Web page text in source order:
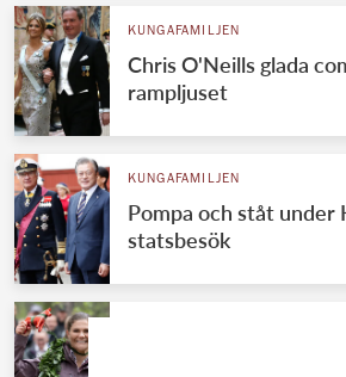
KUNGAFAMILJEN
Chris O'Neills glada
rampljuset
KUNGAFAMILJEN
Pompa och ståt under
statsbesök
Victoria om sin